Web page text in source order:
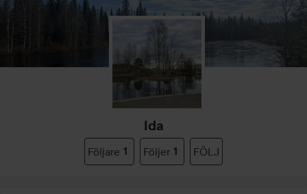
Ida
Följare 1 Följer 1 FÖLJ